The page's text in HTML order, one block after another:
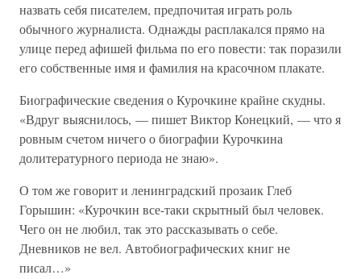
назвать себя писателем, предпочитая играть роль
обычного журналиста. Однажды расплакался прямо на
улице перед афишей фильма по его повести: так поразили
его собственные имя и фамилия на красочном плакате.
Биографические сведения о Курочкине крайне скудны.
«Вдруг выяснилось, — пишет Виктор Конецкий, — что я
ровным счетом ничего о биографии Курочкина
долитературного периода не знаю».
О том же говорит и ленинградский прозаик Глеб
Горышин: «Курочкин все-таки скрытный был человек.
Чего он не любил, так это рассказывать о себе.
Дневников не вел. Автобиографических книг не
писал…»